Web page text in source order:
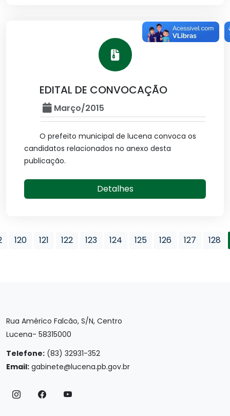
EDITAL DE CONVOCAÇÃO
Março/2015
O prefeito municipal de lucena convoca os
candidatos relacionados no anexo desta
publicação.
Detalhes
120 121 122 123 124 125 126 127 128
Rua Américo Falcão, S/N, Centro
Lucena- 58315000
Telefone: (83) 32931-352
Email: gabinete@lucena.pb.gov.br